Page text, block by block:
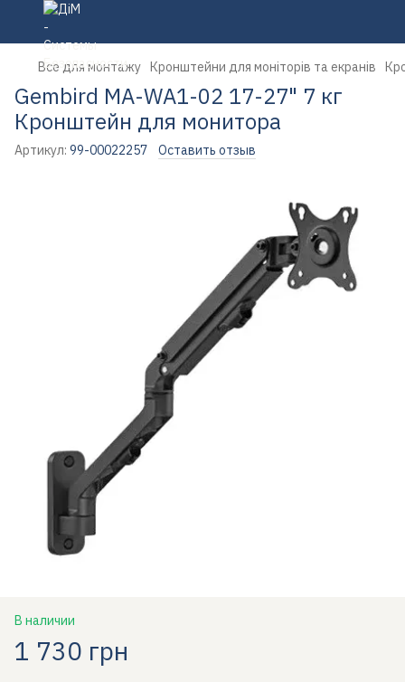
Все для монтажу Кронштейни для моніторів та екранів
Gembird MA-WA1-02 17-27" 7 кг
Кронштейн для монитора
Артикул: 99-00022257 Оставить отзыв
В наличии
1 730 грн